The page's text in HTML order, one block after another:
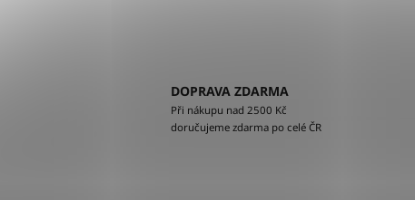
DOPRAVA ZDARMA
Při nákupu nad 2500 Kč
doručujeme zdarma po celé ČR